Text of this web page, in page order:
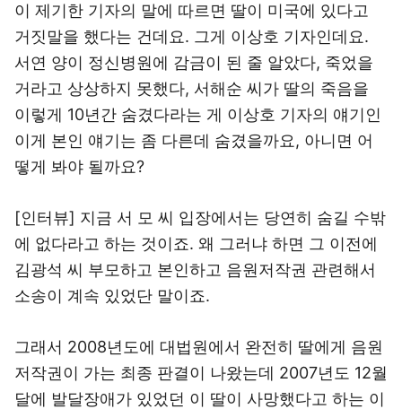
이 제기한 기자의 말에 따르면 딸이 미국에 있다고
거짓말을 했다는 건데요. 그게 이상호 기자인데요.
서연 양이 정신병원에 감금이 된 줄 알았다, 죽었을
거라고 상상하지 못했다, 서해순 씨가 딸의 죽음을
이렇게 10년간 숨겼다라는 게 이상호 기자의 얘기인
이게 본인 얘기는 좀 다른데 숨겼을까요, 아니면 어
떻게 봐야 될까요?
[인터뷰] 지금 서 모 씨 입장에서는 당연히 숨길 수밖
에 없다라고 하는 것이죠. 왜 그러냐 하면 그 이전에
김광석 씨 부모하고 본인하고 음원저작권 관련해서
소송이 계속 있었단 말이죠.
그래서 2008년도에 대법원에서 완전히 딸에게 음원
저작권이 가는 최종 판결이 나왔는데 2007년도 12월
달에 발달장애가 있었던 이 딸이 사망했다고 하는 이